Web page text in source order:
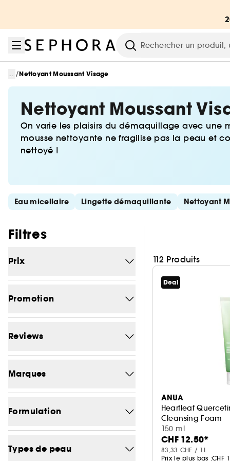
Recherche
... /Nettoyant Moussant Visage
Nettoyant Moussant
On varie les plaisirs du démaquillage avec une
mousse nettoyante ne fragilise pas la peau et
nettoyé !
Ignorer les liens rapides
Eau micellaire Lingette démaquillante Nettoyant
Filtres
Prix
(CHF)
Promotion
-9.7
-15.8 2
-18.7 1
-18.8 1
Reviews
5/5
Marques
Formulation
Types de peau
112 Produits
Deal
ANUA
Heartleaf
Cleansing Foam
Nettoyant
150 ml
CHF 12.50*
83,33 CHF / 1L
Prix le plus bas :CHF